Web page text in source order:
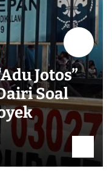
Jotos”
Soal